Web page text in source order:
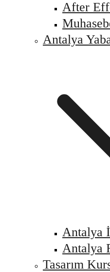
After
Antalya
Antalya
Antalya
Tasarım